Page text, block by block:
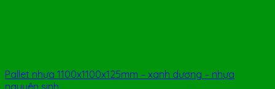
Pallet nhựa 1100x1100x125mm – xanh dương – nhựa
nguyên sinh